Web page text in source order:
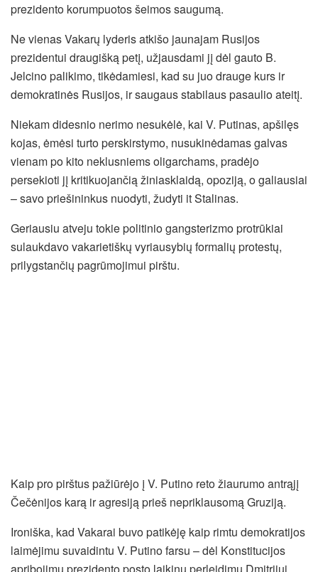
prezidento korumpuotos šeimos saugumą.
Ne vienas Vakarų lyderis atkišo jaunajam Rusijos
prezidentui draugišką petį, užjausdami jį dėl gauto B.
Jelcino palikimo, tikėdamiesi, kad su juo drauge kurs ir
demokratinės Rusijos, ir saugaus stabilaus pasaulio ateitį.
Niekam didesnio nerimo nesukėlė, kai V. Putinas, apšilęs
kojas, ėmėsi turto perskirstymo, nusukinėdamas galvas
vienam po kito neklusniems oligarchams, pradėjo
persekioti jį kritikuojančią žiniasklaidą, opoziją, o galiausiai
– savo priešininkus nuodyti, žudyti it Stalinas.
Geriausiu atveju tokie politinio gangsterizmo protrūkiai
sulaukdavo vakarietiškų vyriausybių formalių protestų,
prilygstančių pagrūmojimui pirštu.
Kaip pro pirštus pažiūrėjo į V. Putino reto žiaurumo antrąjį
Čečėnijos karą ir agresiją prieš nepriklausomą Gruziją.
Ironiška, kad Vakarai buvo patikėję kaip rimtu demokratijos
laimėjimu suvaidintu V. Putino farsu – dėl Konstitucijos